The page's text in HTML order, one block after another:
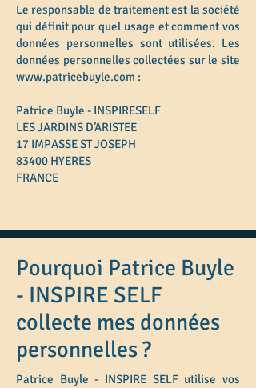
Le responsable de traitement est la société
qui définit pour quel usage et comment vos
données personnelles sont utilisées. Les
données personnelles collectées sur le site
www.patricebuyle.com :
Patrice Buyle - INSPIRESELF
LES JARDINS D’ARISTEE
17 IMPASSE ST JOSEPH
83400 HYERES
FRANCE
Pourquoi Patrice Buyle
- INSPIRE SELF
collecte mes données
personnelles ?
Patrice Buyle - INSPIRE SELF utilise vos